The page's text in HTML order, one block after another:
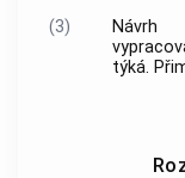
(3)
Návrh
týká.